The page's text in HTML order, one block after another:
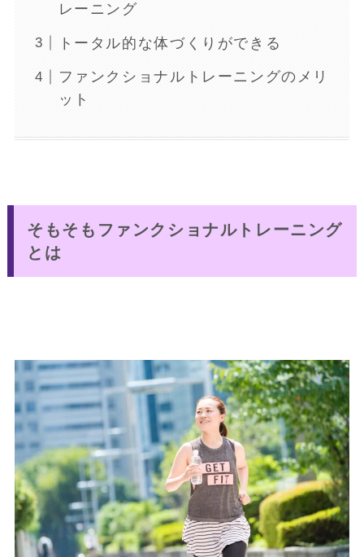
レーニング
トータル的な体づくりができる
ファンクショナルトレーニングのメリ
ット
そもそもファンクショナルトレーニング
とは